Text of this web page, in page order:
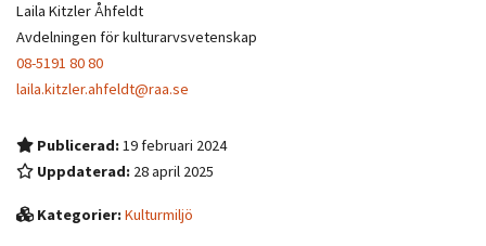
Laila Kitzler Åhfeldt
Avdelningen för kulturarvsvetenskap
08-5191 80 80
laila.kitzler.ahfeldt@raa.se
Publicerad:19 februari 2024
Uppdaterad: 28 april 2025
Kategorier:Kulturmiljö